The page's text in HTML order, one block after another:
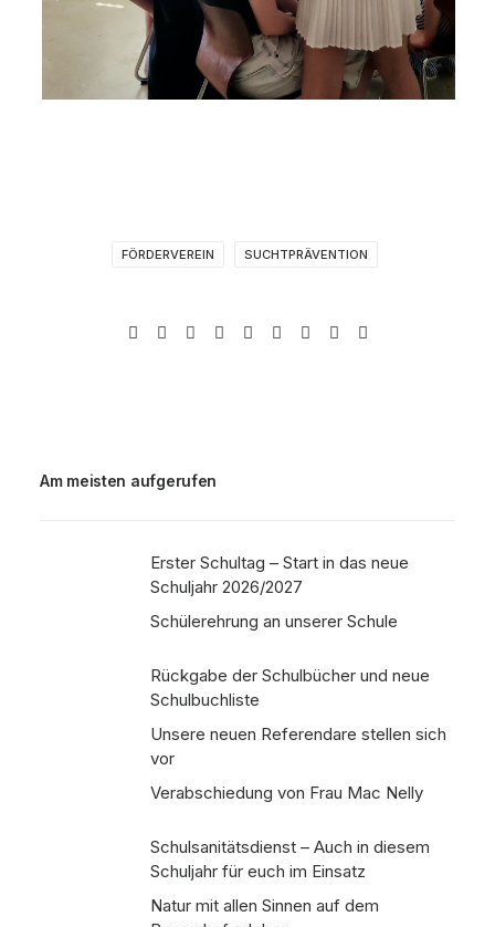
FÖRDERVEREIN SUCHTPRÄVENTION
Am meisten aufgerufen
Erster Schultag – Start in das neue
Schuljahr 2026/2027
Schülerehrung an unserer Schule
Rückgabe der Schulbücher und neue
Schulbuchliste
Unsere neuen Referendare stellen sich
vor
Verabschiedung von Frau Mac Nelly
Schulsanitätsdienst – Auch in diesem
Schuljahr für euch im Einsatz
Natur mit allen Sinnen auf dem